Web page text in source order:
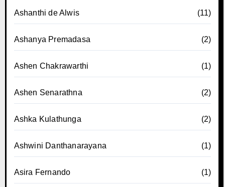
Ashanthi de Alwis (11)
Ashanya Premadasa (2)
Ashen Chakrawarthi (1)
Ashen Senarathna (2)
Ashka Kulathunga (2)
Ashwini Danthanarayana (1)
Asira Fernando (1)